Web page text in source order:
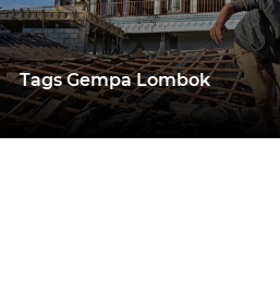
Tags Gempa Lombok